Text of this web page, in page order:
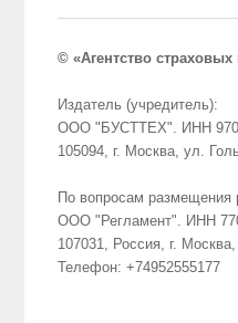
© «Агентство
Издатель (учредитель):
ООО "БУСТТЕХ". ИНН
105094, г. Москва, ул.
По вопросам размещения
ООО "Регламент". ИНН
107031, Россия, г.
Телефон: +74952555177